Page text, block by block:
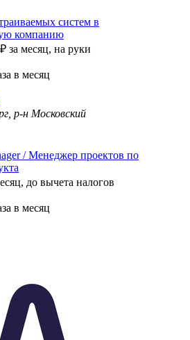
систем в
компанию
₽ за месяц, на руки
в месяц
р-н Московский
/ Менеджер проектов по
до вычета налогов
в месяц